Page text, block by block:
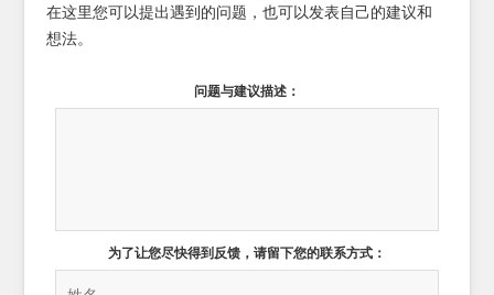
在这里您可以提出遇到的问题，也可以发表自己的建议和
想法。
问题与建议描述：
为了让您尽快得到反馈，请留下您的联系方式：